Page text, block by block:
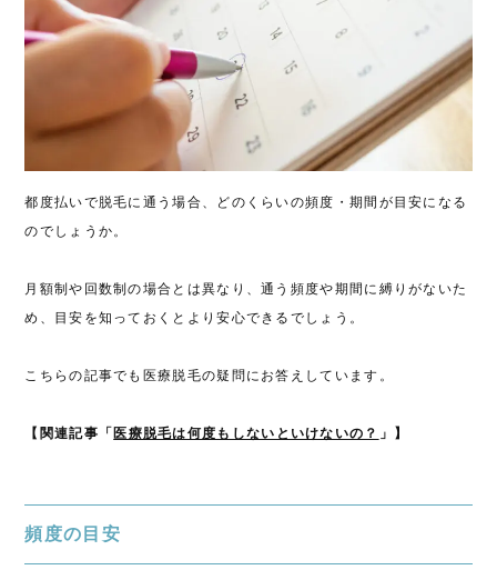
都度払いで脱毛に通う場合、どのくらいの頻度・期間が目安になる
のでしょうか。
月額制や回数制の場合とは異なり、通う頻度や期間に縛りがないた
め、目安を知っておくとより安心できるでしょう。
こちらの記事でも医療脱毛の疑問にお答えしています。
【関連記事「医療脱毛は何度もしないといけないの？ 」】
頻度の目安